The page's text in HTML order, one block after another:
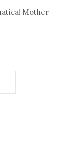
Mother